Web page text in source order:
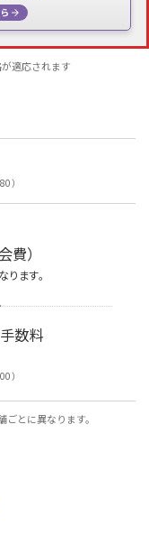
適応されます
）
費）
ます。
数料
）
とに異なります。